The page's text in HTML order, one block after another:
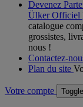
Devenez
Ülker Officiel
catalogue
grossistes,
nous !
Contactez-
Plan du site
Votre compte